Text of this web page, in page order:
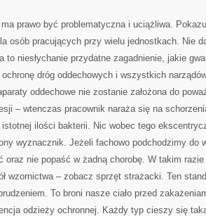
prawo być problematyczna i uciążliwa.
osób pracujących przy wielu jednostkach. Nie
to niesłychanie przydatne zagadnienie, jakie
ochronę dróg oddechowych i wszystkich
oddechowe nie zostanie założona do
– wtenczas pracownik naraża się na
ilości bakterii. Nic wobec tego
wyznacznik. Jeżeli fachowo podchodzimy do
oraz nie popaść w żadną chorobę. W takim
wzornictwa – zobacz sprzęt strażacki. Ten
To broni nasze ciało przed
odzieży ochronnej. Każdy typ cieszy się